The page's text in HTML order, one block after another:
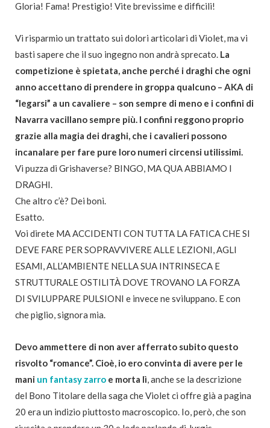
Gloria! Fama! Prestigio! Vite brevissime e difficili!
Vi risparmio un trattato sui dolori articolari di Violet, ma vi
basti sapere che il suo ingegno non andrà sprecato. La
competizione è spietata, anche perché i draghi che ogni
anno accettano di prendere in groppa qualcuno – AKA di
“legarsi” a un cavaliere – son sempre di meno e i confini di
Navarra vacillano sempre più. I confini reggono proprio
grazie alla magia dei draghi, che i cavalieri possono
incanalare per fare pure loro numeri circensi utilissimi.
Vi puzza di Grishaverse? BINGO, MA QUA ABBIAMO I
DRAGHI.
Che altro c’è? Dei boni.
Esatto.
Voi direte MA ACCIDENTI CON TUTTA LA FATICA CHE SI
DEVE FARE PER SOPRAVVIVERE ALLE LEZIONI, AGLI
ESAMI, ALL’AMBIENTE NELLA SUA INTRINSECA E
STRUTTURALE OSTILITÀ DOVE TROVANO LA FORZA
DI SVILUPPARE PULSIONI e invece ne sviluppano. E con
che piglio, signora mia.
Devo ammettere di non aver afferrato subito questo
risvolto “romance”. Cioè, io ero convinta di avere per le
mani un fantasy zarro e morta lì, anche se la descrizione
del Bono Titolare della saga che Violet ci offre già a pagina
20 era un indizio piuttosto macroscopico. Io, però, che son